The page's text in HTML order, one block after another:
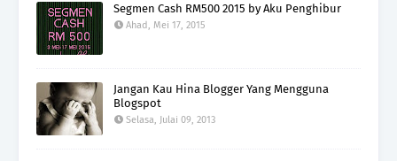
Segmen Cash RM500 2015 by Aku Penghibur
Ahad, Mei 17, 2015
Jangan Kau Hina Blogger Yang Mengguna
Blogspot
Selasa, Julai 09, 2013